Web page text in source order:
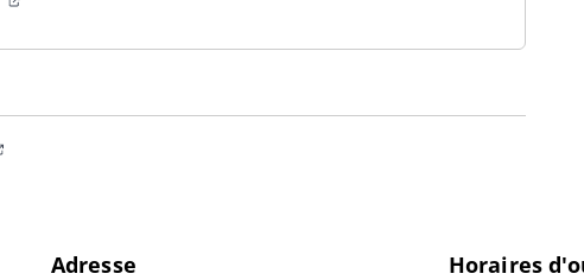
(ouverture dans un nouvel onglet)
Adresse Horaires